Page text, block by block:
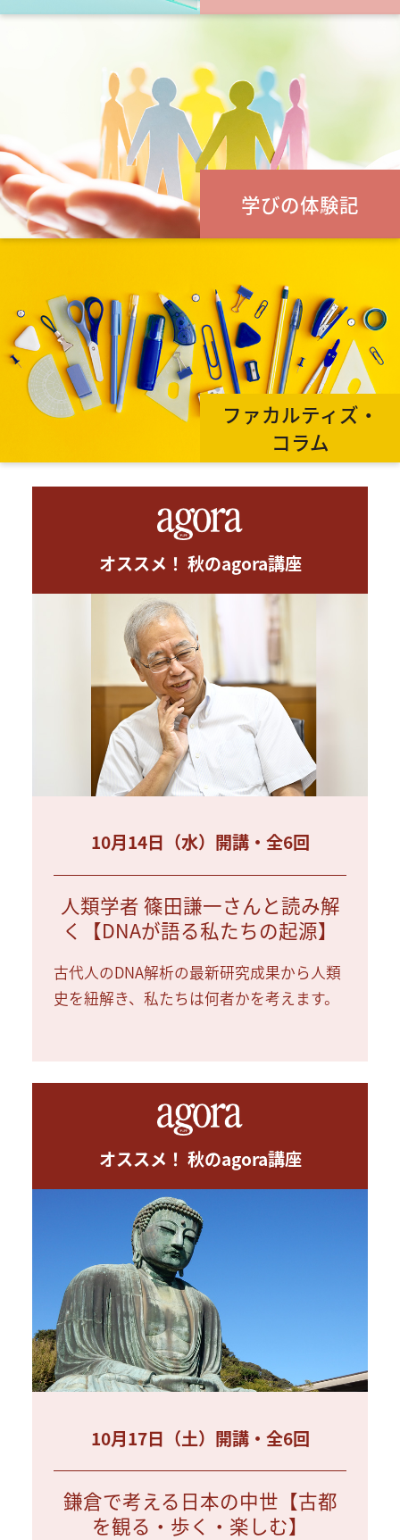
学びの体験記
ファカルティズ・
コラム
オススメ！ 秋のagora講座
10月14日（水）開講・全6回
人類学者 篠田謙一さんと読み解
く【DNAが語る私たちの起源】
古代人のDNA解析の最新研究成果から人類
史を紐解き、私たちは何者かを考えます。
オススメ！ 秋のagora講座
10月17日（土）開講・全6回
鎌倉で考える日本の中世【古都
を観る・歩く・楽しむ】